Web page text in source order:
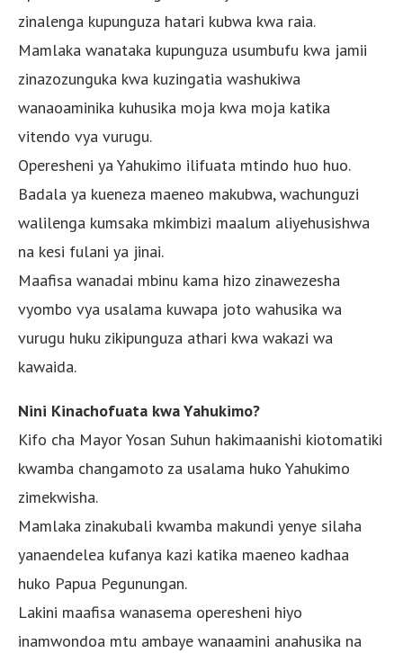
zinalenga kupunguza hatari kubwa kwa raia.
Mamlaka wanataka kupunguza usumbufu kwa jamii
zinazozunguka kwa kuzingatia washukiwa
wanaoaminika kuhusika moja kwa moja katika
vitendo vya vurugu.
Operesheni ya Yahukimo ilifuata mtindo huo huo.
Badala ya kueneza maeneo makubwa, wachunguzi
walilenga kumsaka mkimbizi maalum aliyehusishwa
na kesi fulani ya jinai.
Maafisa wanadai mbinu kama hizo zinawezesha
vyombo vya usalama kuwapa joto wahusika wa
vurugu huku zikipunguza athari kwa wakazi wa
kawaida.
Nini Kinachofuata kwa Yahukimo?
Kifo cha Mayor Yosan Suhun hakimaanishi kiotomatiki
kwamba changamoto za usalama huko Yahukimo
zimekwisha.
Mamlaka zinakubali kwamba makundi yenye silaha
yanaendelea kufanya kazi katika maeneo kadhaa
huko Papua Pegunungan.
Lakini maafisa wanasema operesheni hiyo
inamwondoa mtu ambaye wanaamini anahusika na